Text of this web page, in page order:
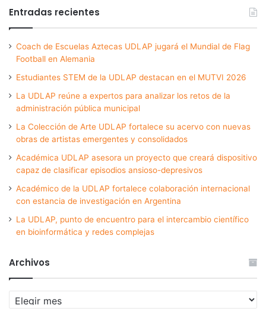
Entradas recientes
Coach de Escuelas Aztecas UDLAP jugará el Mundial de Flag
Football en Alemania
Estudiantes STEM de la UDLAP destacan en el MUTVI 2026
La UDLAP reúne a expertos para analizar los retos de la
administración pública municipal
La Colección de Arte UDLAP fortalece su acervo con nuevas
obras de artistas emergentes y consolidados
Académica UDLAP asesora un proyecto que creará dispositivo
capaz de clasificar episodios ansioso-depresivos
Académico de la UDLAP fortalece colaboración internacional
con estancia de investigación en Argentina
La UDLAP, punto de encuentro para el intercambio científico
en bioinformática y redes complejas
Archivos
Archivos